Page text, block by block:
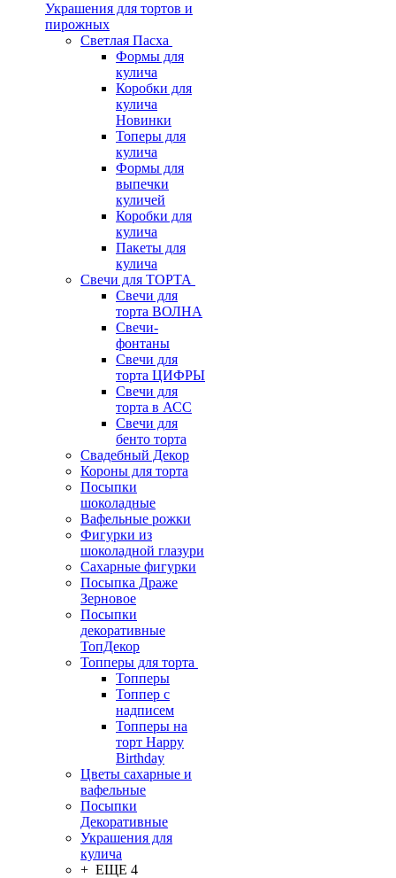
Украшения для тортов и
пирожных
Светлая Пасха
Формы для
кулича
Коробки для
кулича
Новинки
Топеры для
кулича
Формы для
выпечки
куличей
Коробки для
кулича
Пакеты для
кулича
Свечи для ТОРТА
Свечи для
торта ВОЛНА
Свечи-
фонтаны
Свечи для
торта ЦИФРЫ
Свечи для
торта в АСС
Свечи для
бенто торта
Свадебный Декор
Короны для торта
Посыпки
шоколадные
Вафельные рожки
Фигурки из
шоколадной глазури
Сахарные фигурки
Посыпка Драже
Зерновое
Посыпки
декоративные
ТопДекор
Топперы для торта
Топперы
Топпер с
надписем
Топперы на
торт Happy
Birthday
Цветы сахарные и
вафельные
Посыпки
Декоративные
Украшения для
кулича
+ ЕЩЕ 4